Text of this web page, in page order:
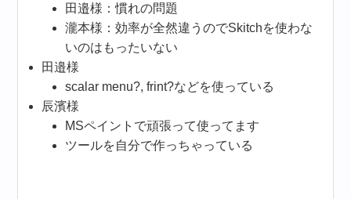
田邉様：慣れの問題
瀧本様：効率が全然違うのでSkitchを使わな
いのはもったいない
田邉様
scalar menu?, frint?などを使っている
辰濱様
MSペイントで頑張って使ってます
ツールを自分で作っちゃっている